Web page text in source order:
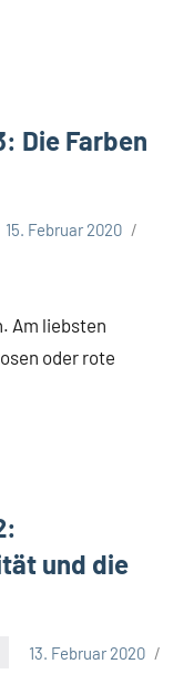
Die Farben
15. Februar 2020
Am liebsten
oder rote
und die
13. Februar 2020